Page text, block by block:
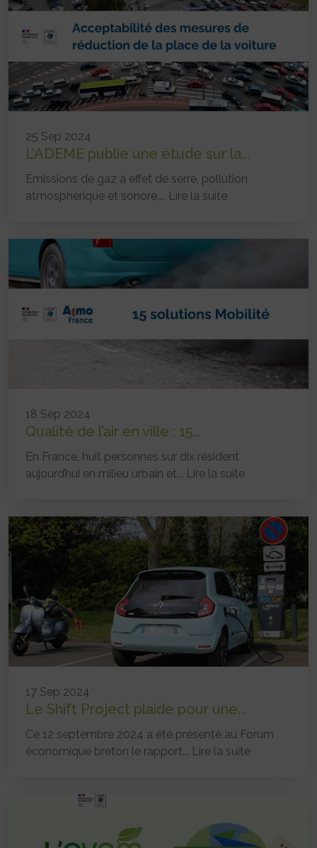
25 Sep 2024
L’ADEME publie une étude sur la...
Émissions de gaz à effet de serre, pollution
atmosphérique et sonore,... Lire la suite
18 Sep 2024
Qualité de l’air en ville : 15...
En France, huit personnes sur dix résident
aujourd’hui en milieu urbain et... Lire la suite
17 Sep 2024
Le Shift Project plaide pour une...
Ce 12 septembre 2024 a été présenté au Forum
économique breton le rapport... Lire la suite